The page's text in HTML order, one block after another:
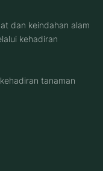
dan keindahan alam
kehadiran
tanaman